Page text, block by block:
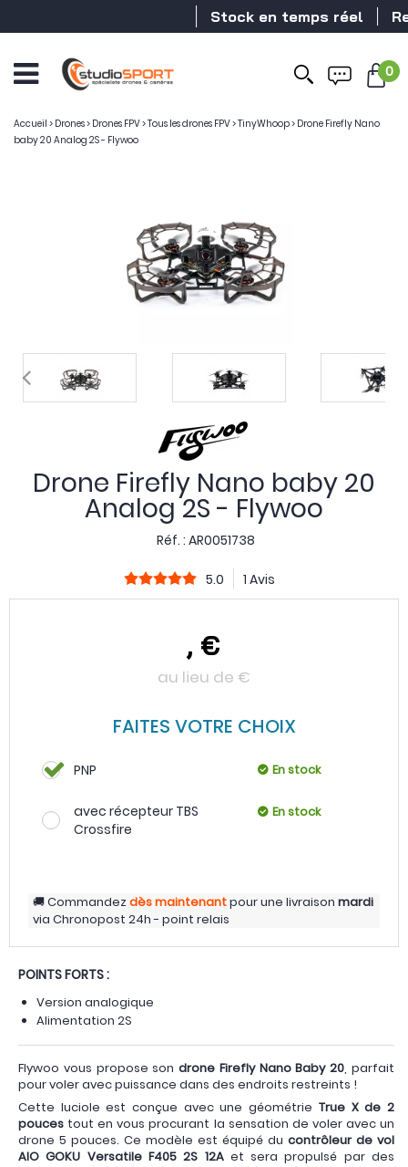
Stock en temps réel
0
Accueil > Drones> Drones FPV>Tous les drones FPV>TinyWhoop> Drone Firefly Nano
baby 20 Analog 2S - Flywoo
Drone Firefly Nano baby 20
Analog 2S - Flywoo
Réf. : AR0051738
5.0 1 Avis
, €
au lieu de €
FAITES VOTRE CHOIX
PNP En stock
avec récepteur TBS
Crossfire
En stock
Commandezdès maintenantpour une livraison mardi
via Chronopost 24h - point relais
POINTS FORTS :
Version analogique
Alimentation 2S
Flywoo vous propose sondrone Firefly Nano Baby 20, parfait
pour voler avec puissance dans des endroits restreints !
Cette luciole est conçue avec une géométrie True X de 2
pouces tout en vous procurant la sensation de voler avec un
drone 5 pouces. Ce modèle est équipé du contrôleur de vol
AIO GOKU Versatile F405 2S 12Aet sera propulsé par des